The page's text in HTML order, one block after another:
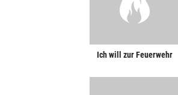
Ich will zur Feuerwehr